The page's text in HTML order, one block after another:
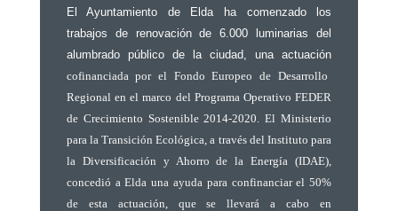
El Ayuntamiento de Elda ha comenzado los
trabajos de renovación de 6.000 luminarias del
alumbrado público de la ciudad, una actuación
cofinanciada por el Fondo Europeo de Desarrollo
Regional en el marco del Programa Operativo FEDER
de Crecimiento Sostenible 2014-2020. El Ministerio
para la Transición Ecológica, a través del Instituto para
la Diversificación y Ahorro de la Energía (IDAE),
concedió a Elda una ayuda para confinanciar el 50%
de esta actuación, que se llevará a cabo en